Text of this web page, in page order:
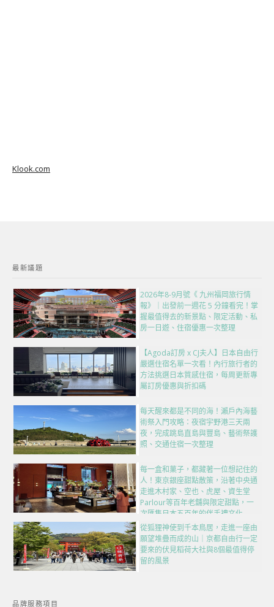
Klook.com
最新議題
2026年8-9月號《 九州福岡旅行情
報》｜出發前一週花 5 分鐘看完！掌
握最值得去的新景點、限定活動、私
房一日遊、住宿優惠一次整理
【Agoda訂房 x CJ夫人】日本自由行
嚴選住宿名單一次看！內行旅行者的
方法挑選日本質感住宿，每周更新專
屬訂房優惠與折扣碼
每天醒來都是不同的海！瀨戶內海藝
術祭入門攻略：夜宿宇野港三天兩
夜，完成跳島直島與豐島、藝術祭護
照、交通住宿一次整理
每一盒和菓子，都藏著一位想記住的
人！東京銀座甜點散策，沿著中央通
走進木村家、空也、虎屋、資生堂
Parlour等百年老舖與限定甜點，一
次匯集日本五百年的伴手禮文化
從狐狸神使到千本鳥居，走進一座由
願望堆疊而成的山｜京都自由行一定
要來的伏見稻荷大社與8個最值得停
留的風景
品牌服務項目